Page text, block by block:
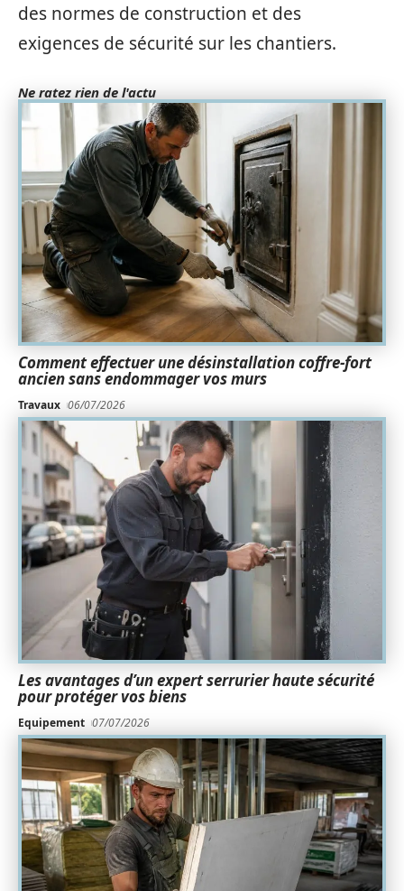
des normes de construction et des
exigences de sécurité sur les chantiers.
Ne ratez rien de l'actu
Comment effectuer une désinstallation coffre-fort
ancien sans endommager vos murs
Travaux 06/07/2026
Les avantages d’un expert serrurier haute sécurité
pour protéger vos biens
Equipement 07/07/2026